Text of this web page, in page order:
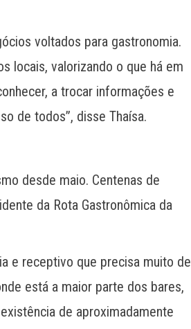
voltados para gastronomia.
locais, valorizando o que há em
a trocar informações e
de todos”, disse Thaísa.
desde maio. Centenas de
da Rota Gastronômica da
e receptivo que precisa muito de
está a maior parte dos bares,
de aproximadamente